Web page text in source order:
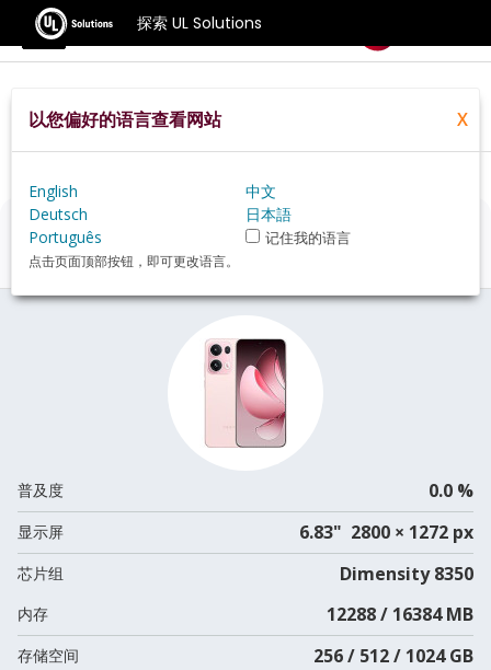
探索 UL Solutions
基准测试
Home Zh Hans Hardware
Oppo+Reno13+Pro+review
Oppo Reno13 Pro评估
普及度 0.0 %
显示屏 6.83" 2800 × 1272 px
芯片组 Dimensity 8350
内存 12288 / 16384 MB
存储空间 256 / 512 / 1024 GB
以您偏好的语言查看网站 X
English
中文
Deutsch
日本語
Português
记住我的语言
点击页面顶部按钮，即可更改语言。